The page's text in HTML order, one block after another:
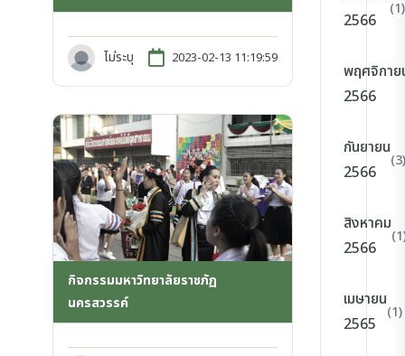
ไม่ระบุ 2023-02-13 11:19:59
กิจกรรมมหาวิทยาลัยราชภัฏ
นครสวรรค์
2566
(1)
พฤศจิกาย
2566
กันยายน
2566
(3)
สิงหาคม
2566
เมษายน
2565
(1)